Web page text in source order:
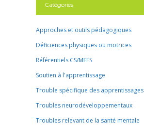
Catégories
Approches et outils pédagogiques
Déficiences physiques ou motrices
Référentiels CS/MEES
Soutien à l'apprentissage
Trouble spécifique des apprentissages
Troubles neurodéveloppementaux
Troubles relevant de la santé mentale